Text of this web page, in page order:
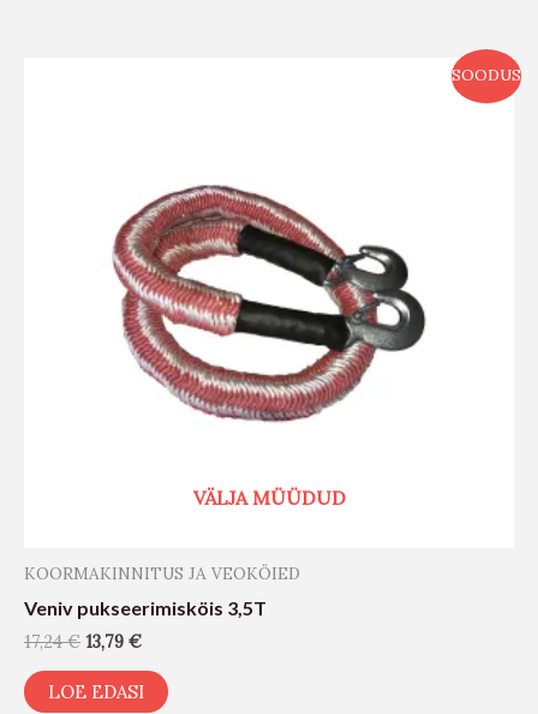
SOODUS
VÄLJA MÜÜDUD
KOORMAKINNITUS JA VEOKÖIED
Veniv pukseerimisköis 3,5T
17,24€ 13,79 €
LOE EDASI